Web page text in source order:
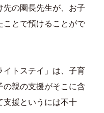
先の園長先生が、お子
ことで預けることがで
イトステイ」は、子育
の親の支援がそこに含
支援というには不十